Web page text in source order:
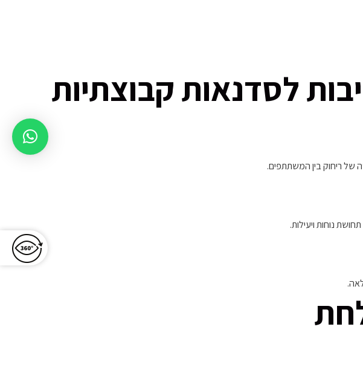
לסדנאות קבוצתיות
של ריחוק בין המשתתפים.
נוחות ויעילות.